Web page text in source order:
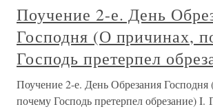
Поучение 2-е. День
Господня (О причинах,
Господь претерпел
Поучение 2-е. День Обрезания
почему Господь претерпел обрезание) I.